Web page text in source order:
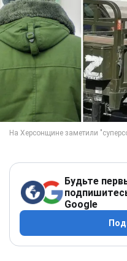
Будьте
Google